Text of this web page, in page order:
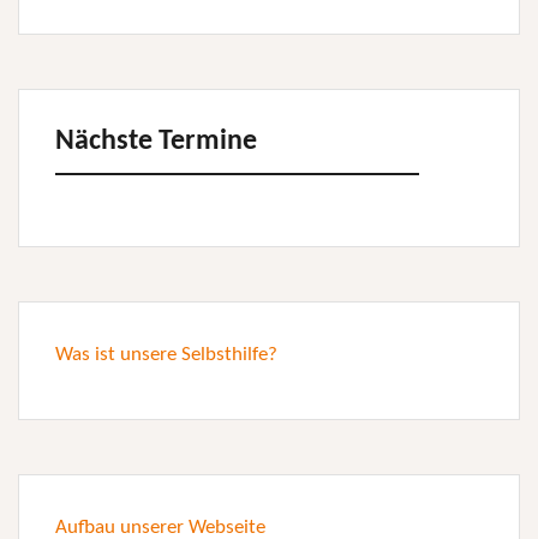
Nächste Termine
Was ist unsere Selbsthilfe?
Aufbau unserer Webseite